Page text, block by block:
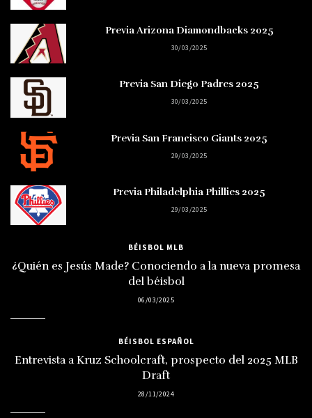
Previa Arizona Diamondbacks 2025
30/03/2025
Previa San Diego Padres 2025
30/03/2025
Previa San Francisco Giants 2025
29/03/2025
Previa Philadelphia Phillies 2025
29/03/2025
BÉISBOL MLB
¿Quién es Jesús Made? Conociendo a la nueva promesa
del béisbol
06/03/2025
BÉISBOL ESPAÑOL
Entrevista a Kruz Schoolcraft, prospecto del 2025 MLB
Draft
28/11/2024